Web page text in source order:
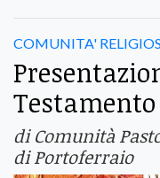
COMUNITA'
di Comunità
di Portoferraio